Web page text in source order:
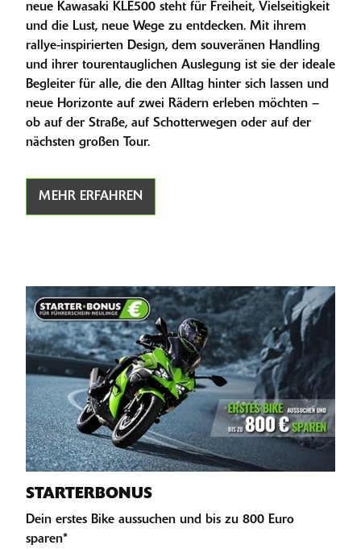
neue Kawasaki KLE500 steht für Freiheit, Vielseitigkeit
und die Lust, neue Wege zu entdecken. Mit ihrem
rallye-inspirierten Design, dem souveränen Handling
und ihrer tourentauglichen Auslegung ist sie der ideale
Begleiter für alle, die den Alltag hinter sich lassen und
neue Horizonte auf zwei Rädern erleben möchten –
ob auf der Straße, auf Schotterwegen oder auf der
nächsten großen Tour.
MEHR ERFAHREN
STARTERBONUS
Dein erstes Bike aussuchen und bis zu 800 Euro
sparen*